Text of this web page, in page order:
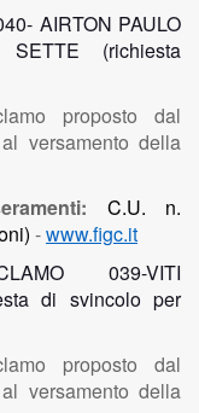
AIRTON PAULO
SETTE (richiesta
proposto dal
versamento della
C.U. n.
-www.figc.it
039-VITI
di svincolo per
proposto dal
versamento della